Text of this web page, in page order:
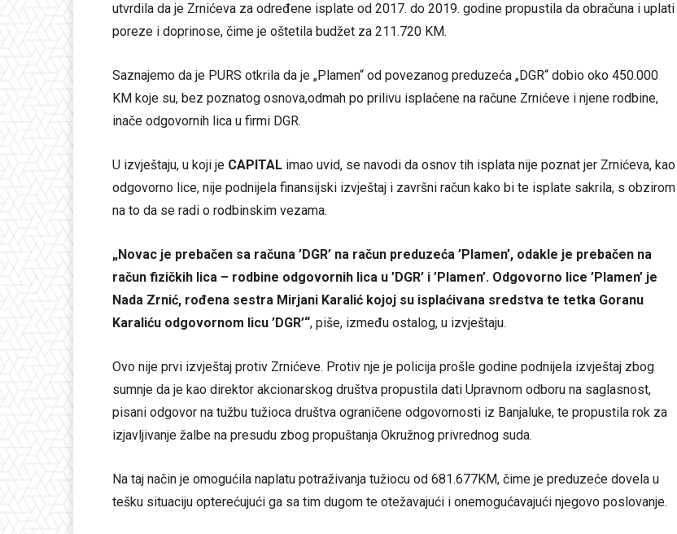
utvrdila da je Zrnićeva za određene isplate od 2017. do 2019. godine propustila da obračuna i uplati
poreze i doprinose, čime je oštetila budžet za 211.720 KM.
Saznajemo da je PURS otkrila da je „Plamen“ od povezanog preduzeća „DGR“ dobio oko 450.000
KM koje su, bez poznatog osnova,odmah po prilivu isplaćene na račune Zrnićeve i njene rodbine,
inače odgovornih lica u firmi DGR.
U izvještaju, u koji je CAPITAL imao uvid, se navodi da osnov tih isplata nije poznat jer Zrnićeva, kao
odgovorno lice, nije podnijela finansijski izvještaj i završni račun kako bi te isplate sakrila, s obzirom
na to da se radi o rodbinskim vezama.
„Novac je prebačen sa računa ’DGR’ na račun preduzeća ’Plamen’, odakle je prebačen na
račun fizičkih lica – rodbine odgovornih lica u ’DGR’ i ’Plamen’. Odgovorno lice ’Plamen’ je
Nada Zrnić, rođena sestra Mirjani Karalić kojoj su isplaćivana sredstva te tetka Goranu
Karaliću odgovornom licu ’DGR’“, piše, između ostalog, u izvještaju.
Ovo nije prvi izvještaj protiv Zrnićeve. Protiv nje je policija prošle godine podnijela izvještaj zbog
sumnje da je kao direktor akcionarskog društva propustila dati Upravnom odboru na saglasnost,
pisani odgovor na tužbu tužioca društva ograničene odgovornosti iz Banjaluke, te propustila rok za
izjavljivanje žalbe na presudu zbog propuštanja Okružnog privrednog suda.
Na taj način je omogućila naplatu potraživanja tužiocu od 681.677KM, čime je preduzeće dovela u
tešku situaciju opterećujući ga sa tim dugom te otežavajući i onemogućavajući njegovo poslovanje.